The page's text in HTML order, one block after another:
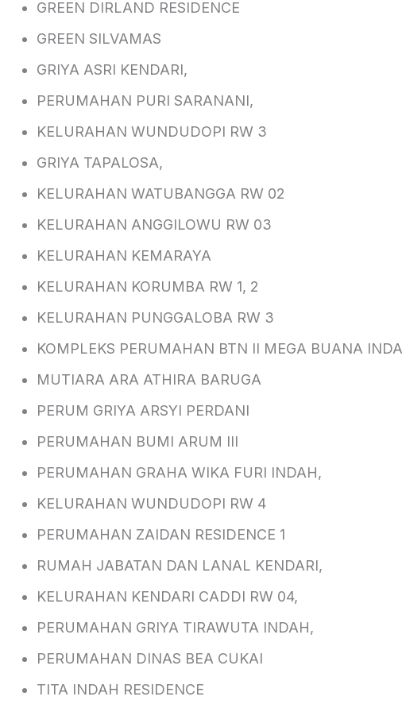
GREEN DIRLAND RESIDENCE
GREEN SILVAMAS
GRIYA ASRI KENDARI,
PERUMAHAN PURI SARANANI,
KELURAHAN WUNDUDOPI RW 3
GRIYA TAPALOSA,
KELURAHAN WATUBANGGA RW 02
KELURAHAN ANGGILOWU RW 03
KELURAHAN KEMARAYA
KELURAHAN KORUMBA RW 1, 2
KELURAHAN PUNGGALOBA RW 3
KOMPLEKS PERUMAHAN BTN II MEGA BUANA
MUTIARA ARA ATHIRA BARUGA
PERUM GRIYA ARSYI PERDANI
PERUMAHAN BUMI ARUM III
PERUMAHAN GRAHA WIKA FURI INDAH,
KELURAHAN WUNDUDOPI RW 4
PERUMAHAN ZAIDAN RESIDENCE 1
RUMAH JABATAN DAN LANAL KENDARI,
KELURAHAN KENDARI CADDI RW 04,
PERUMAHAN GRIYA TIRAWUTA INDAH,
PERUMAHAN DINAS BEA CUKAI
TITA INDAH RESIDENCE